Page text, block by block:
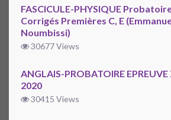
FASCICULE-PHYSIQUE
Corrigés Premières C, E
Noumbissi)
30677 Views
ANGLAIS-PROBATOIRE EPREUVE
2020
30415 Views